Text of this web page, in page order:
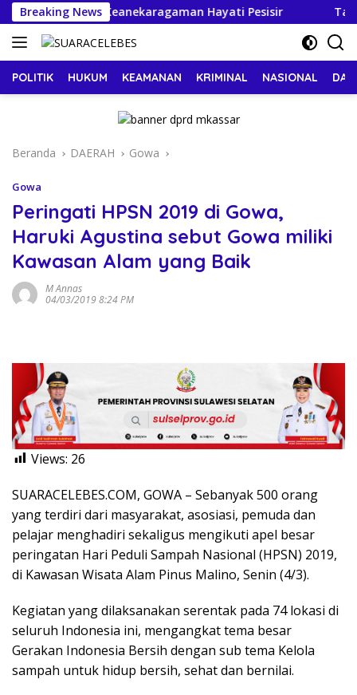
Langsung
ke
konten
Breaking News
Jaga Keanekaragaman Hayati Pesisir
POLITIK HUKUM KEAMANAN KRIMINAL NASIONAL
Beranda DAERAH Gowa
Gowa
Peringati HPSN 2019 di Gowa,
Haruki Agustina sebut Gowa miliki
Kawasan Alam yang Baik
M Annas
04/03/2019 8:24 PM
Views: 26
SUARACELEBES.COM, GOWA – Sebanyak 500 orang
yang terdiri dari masyarakat, asosiasi, pemuda dan
pelajar menghadiri sekaligus mengikuti apel besar
peringatan Hari Peduli Sampah Nasional (HPSN) 2019,
di Kawasan Wisata Alam Pinus Malino, Senin (4/3).
Kegiatan yang dilaksanakan serentak pada 74 lokasi di
seluruh Indonesia ini, mengangkat tema besar
Gerakan Indonesia Bersih dengan sub tema Kelola
sampah untuk hidup bersih, sehat dan bernilai.